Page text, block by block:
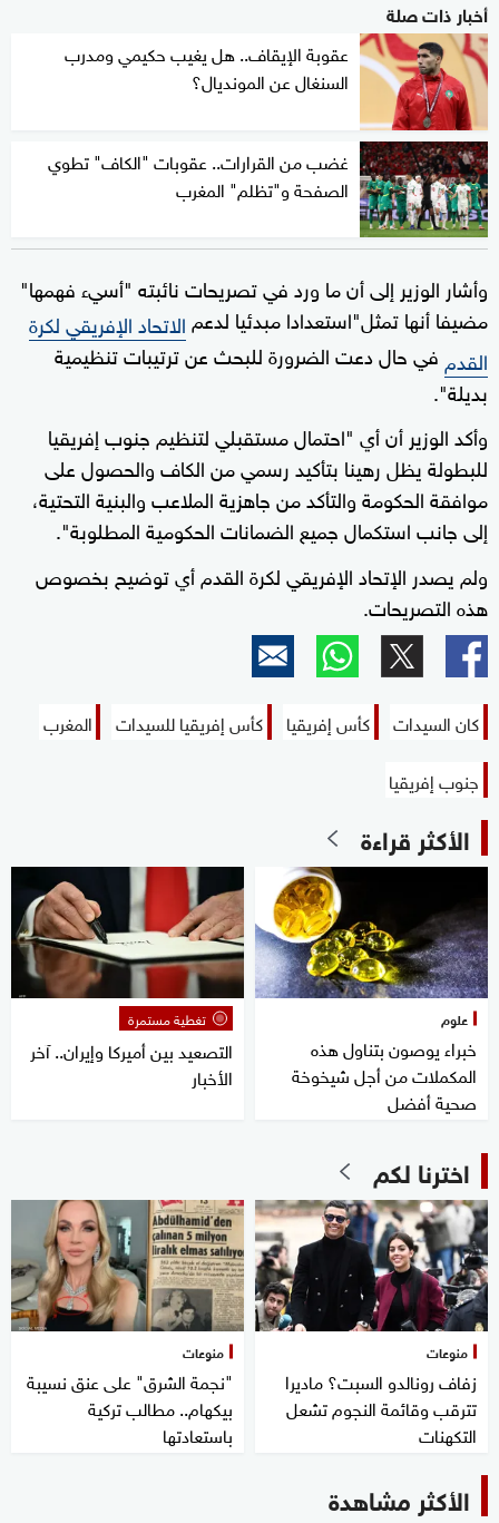
أخبار ذات صلة
عقوبة الإيقاف.. هل يغيب حكيمي ومدرب
السنغال عن المونديال؟
غضب من القرارات.. عقوبات "الكاف" تطوي
الصفحة و"تظلم" المغرب
وأشار الوزير إلى أن ما ورد في تصريحات نائبته "أسيء فهمها"
مضيفا أنها تمثل"استعدادا مبدئيا لدعم الاتحاد الإفريقي لكرة
القدم في حال دعت الضرورة للبحث عن ترتيبات تنظيمية
بديلة".
وأكد الوزير أن أي "احتمال مستقبلي لتنظيم جنوب إفريقيا
للبطولة يظل رهينا بتأكيد رسمي من الكاف والحصول على
موافقة الحكومة والتأكد من جاهزية الملاعب والبنية التحتية،
إلى جانب استكمال جميع الضمانات الحكومية المطلوبة".
ولم يصدر الإتحاد الإفريقي لكرة القدم أي توضيح بخصوص
هذه التصريحات.
كان السيدات كأس إفريقيا كأس إفريقيا للسيدات
المغرب
جنوب إفريقيا
الأكثر قراءة
علوم
خبراء يوصون بتناول هذه
المكملات من أجل شيخوخة
صحية أفضل
تغطية مستمرة
التصعيد بين أميركا وإيران.. آخر
الأخبار
اخترنا لكم
منوعات
زفاف رونالدو السبت؟ ماديرا
تترقب وقائمة النجوم تشعل
التكهنات
منوعات
"نجمة الشرق" على عنق نسيبة
بيكهام.. مطالب تركية
باستعادتها
الأكثر مشاهدة